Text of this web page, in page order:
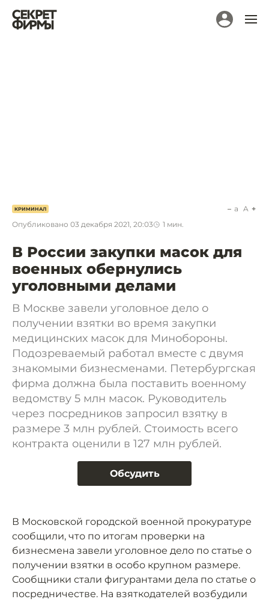
КРИМИНАЛ
Опубликовано 03 декабря 2021, 20:03 1 мин.
a A
В России закупки масок для
военных обернулись
уголовными делами
В Москве завели уголовное дело о
получении взятки во время закупки
медицинских масок для Минобороны.
Подозреваемый работал вместе с двумя
знакомыми бизнесменами. Петербургская
фирма должна была поставить военному
ведомству 5 млн масок. Руководитель
через посредников запросил взятку в
размере 3 млн рублей. Стоимость всего
контракта оценили в 127 млн рублей.
Обсудить
В Московской городской военной прокуратуре
сообщили, что по итогам проверки на
бизнесмена завели уголовное дело по статье о
получении взятки в особо крупном размере.
Сообщники стали фигурантами дела по статье о
посредничестве. На взяткодателей возбудили